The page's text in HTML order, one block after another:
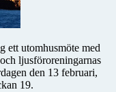
ett utomhusmöte med
ljusföroreningarnas
den 13 februari,
19.